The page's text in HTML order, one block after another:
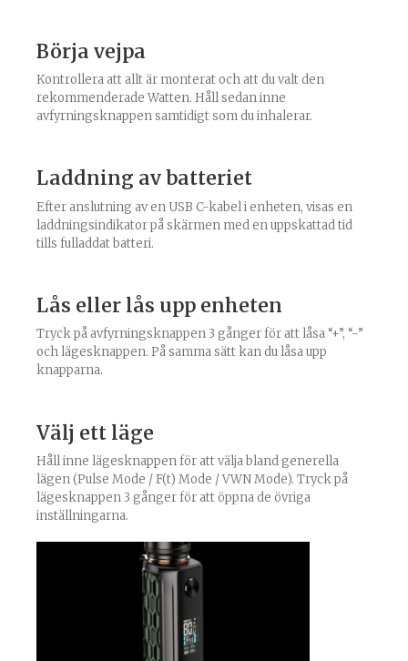
Börja vejpa
Kontrollera att allt är monterat och att du valt den
rekommenderade Watten. Håll sedan inne
avfyrningsknappen samtidigt som du inhalerar.
Laddning av batteriet
Efter anslutning av en USB C-kabel i enheten, visas en
laddningsindikator på skärmen med en uppskattad tid
tills fulladdat batteri.
Lås eller lås upp enheten
Tryck på avfyrningsknappen 3 gånger för att låsa “+”, “-”
och lägesknappen. På samma sätt kan du låsa upp
knapparna.
Välj ett läge
Håll inne lägesknappen för att välja bland generella
lägen (Pulse Mode / F(t) Mode / VWN Mode). Tryck på
lägesknappen 3 gånger för att öppna de övriga
inställningarna.